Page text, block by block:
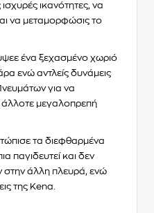
ικανότητες, να
να μεταμορφώσις το
ένα ξεχασμένο χωριό
ενώ αντλείς δυνάμεις
για να
άλλοτε μεγαλοπρεπή
τα διεφθαρμένα
παγιδευτεί και δεν
άλλη πλευρά, ενώ
της Kena